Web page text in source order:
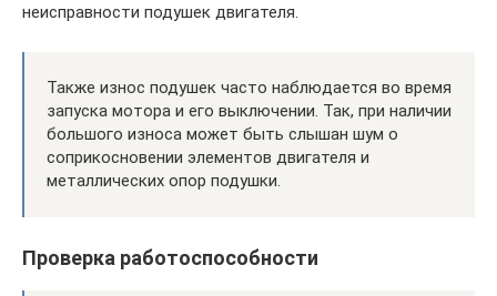
неисправности подушек двигателя.
Также износ подушек часто наблюдается во время
запуска мотора и его выключении. Так, при наличии
большого износа может быть слышан шум о
соприкосновении элементов двигателя и
металлических опор подушки.
Проверка работоспособности